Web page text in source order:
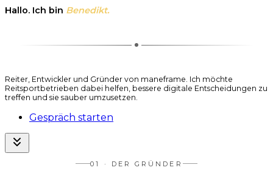
Hallo. Ich bin Benedikt.
Reiter, Entwickler und Gründer von maneframe. Ich möchte
Reitsportbetrieben dabei helfen, bessere digitale Entscheidungen zu
treffen und sie sauber umzusetzen.
Gespräch starten
01 · DER GRÜNDER